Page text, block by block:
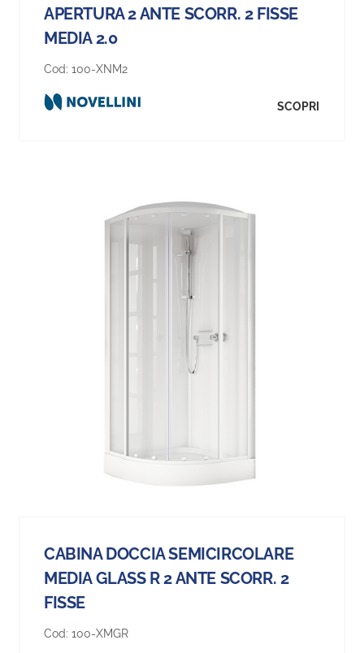
APERTURA 2 ANTE SCORR. 2 FISSE
MEDIA 2.0
Cod: 100-XNM2
SCOPRI
CABINA DOCCIA SEMICIRCOLARE
MEDIA GLASS R 2 ANTE SCORR. 2
FISSE
Cod: 100-XMGR